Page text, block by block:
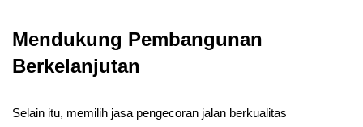
Mendukung Pembangunan
Berkelanjutan
Selain itu, memilih jasa pengecoran jalan berkualitas